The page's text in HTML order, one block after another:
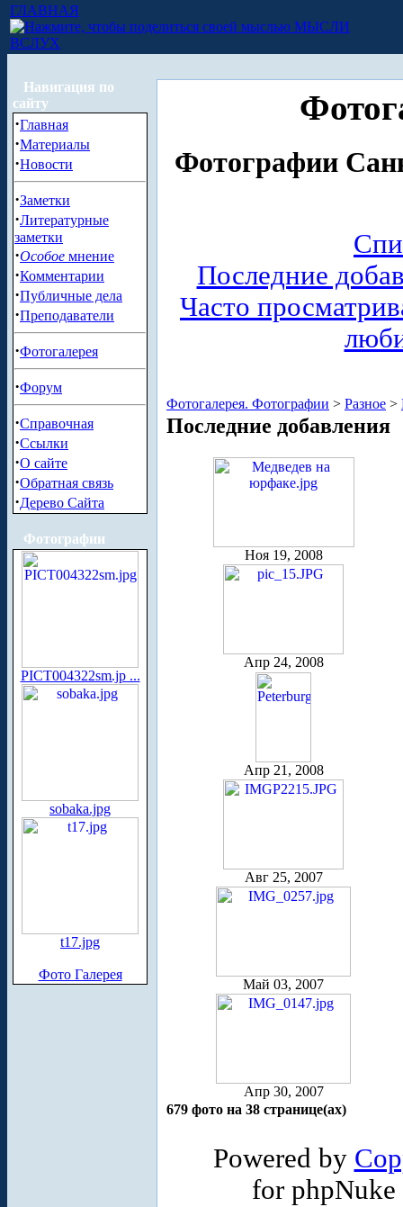
ГЛАВНАЯ
МЫСЛИ
ВСЛУХ
Навигация по
сайту
·Главная
·Материалы
·Новости
·Заметки
·Литературные
заметки
·Особое мнение
·Комментарии
·Публичные дела
·Преподаватели
·Фотогалерея
·Форум
·Справочная
·Ссылки
·О сайте
·Обратная связь
·Дерево Сайта
Фотографии
PICT004322sm.jp ...
sobaka.jpg
t17.jpg
Фото Галерея
Фотографии
Последние
Часто
Фотогалерея. Фотографии > Разное >
Последние добавления
Ноя 19, 2008
Апр 24, 2008
Апр 21, 2008
Авг 25, 2007
Май 03, 2007
Апр 30, 2007
679 фото на 38 странице(ах)
Powered by
for